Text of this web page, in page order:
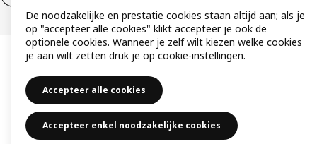
De noodzakelijke en prestatie cookies staan altijd aan; als je
op "accepteer alle cookies" klikt accepteer je ook de
optionele cookies. Wanneer je zelf wilt kiezen welke cookies
je aan wilt zetten druk je op cookie-instellingen.
Accepteer alle cookies
Accepteer enkel noodzakelijke cookies